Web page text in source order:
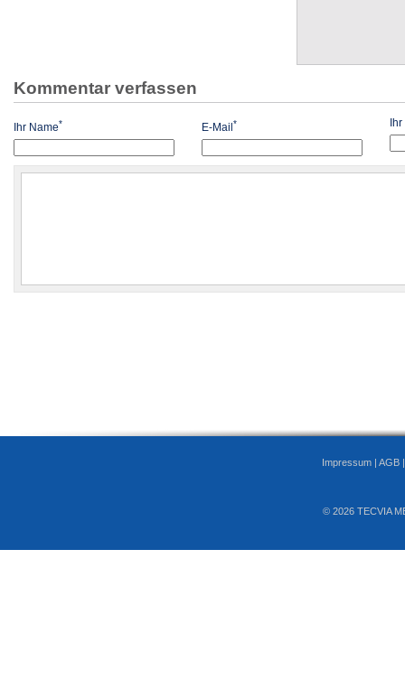
Kommentar verfassen
Ihr Name* E-Mail* Ihr
Impressum | AGB
© 2026 TECVIA